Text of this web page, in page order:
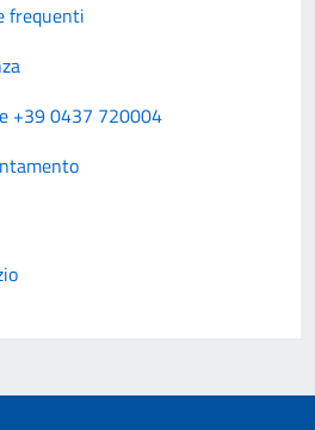
frequenti
+39 0437 720004